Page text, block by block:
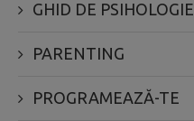
GHID DE PSIHOLOGIE
PARENTING
PROGRAMEAZĂ-TE